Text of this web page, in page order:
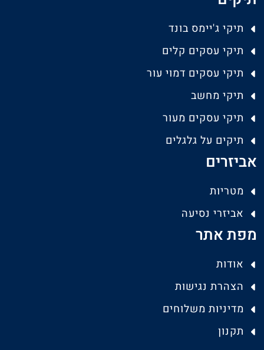
תיקי ג'יימס בונד
תיקי עסקים קלים
תיקי עסקים דמוי עור
תיקי מחשב
תיקי עסקים מעור
תיקים על גלגלים
אביזרים
מטריות
אביזרי נסיעה
מפת אתר
אודות
הצהרת נגישות
מדיניות משלוחים
תקנון